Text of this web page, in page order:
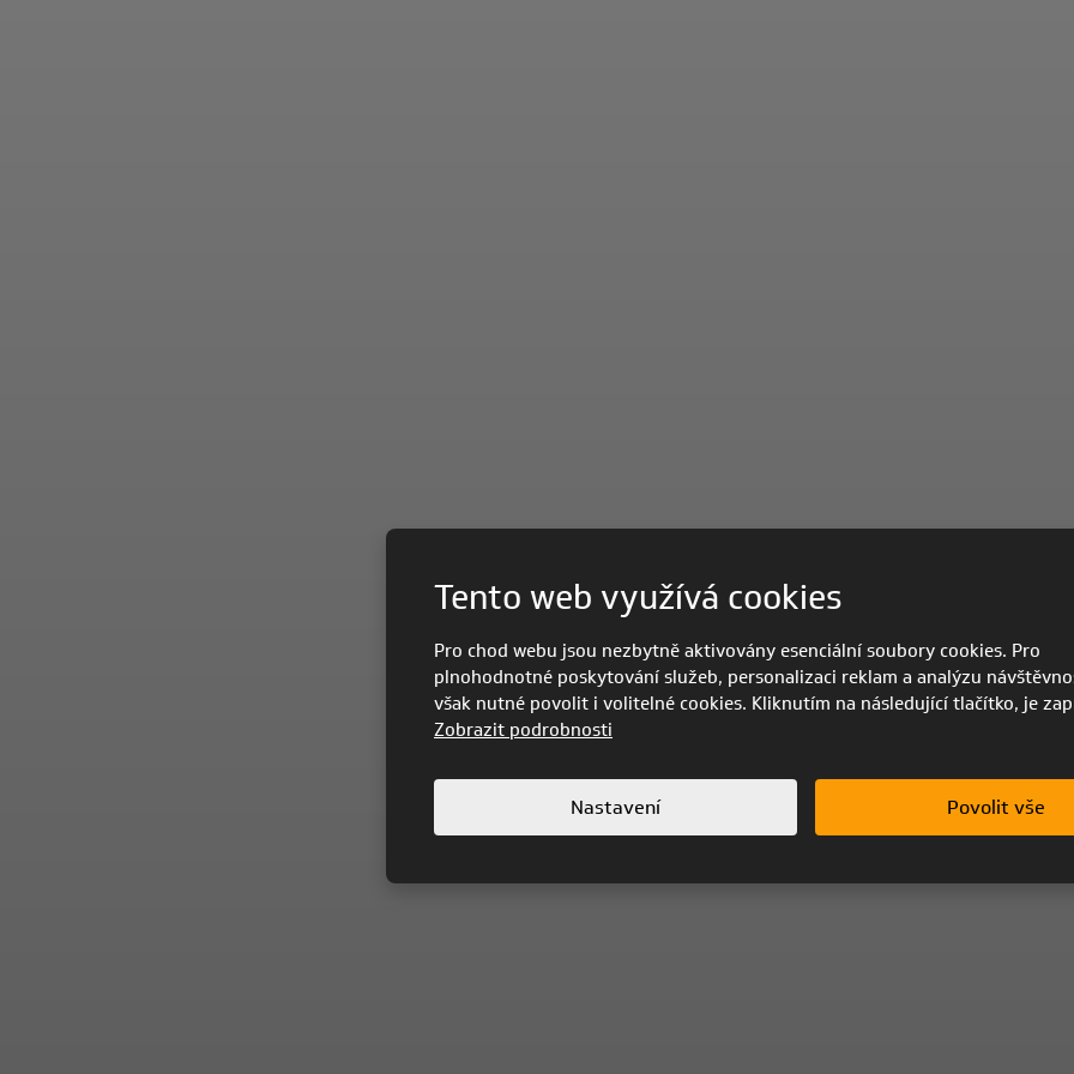
Tento web využívá cookies
Pro chod webu jsou nezbytně aktivovány esenciální soubory cookies. Pro
plnohodnotné poskytování služeb, personalizaci reklam a analýzu
však nutné povolit i volitelné cookies. Kliknutím na následující tlačítko, je
Zobrazit podrobnosti
Nastavení Povolit vše